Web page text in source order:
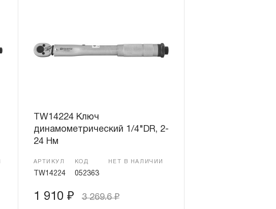
TW14224 Ключ
динамометрический 1/4"DR, 2-
24 Нм
АРТИКУЛ
TW14224
КОД
052363
НЕТ В НАЛИЧИИ
1 910 ₽ 3 269.6₽